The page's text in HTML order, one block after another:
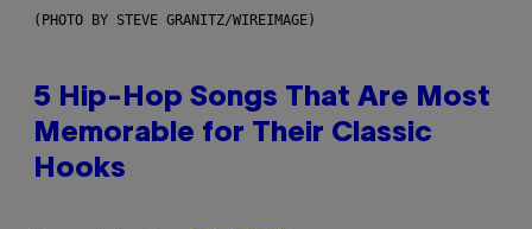
(PHOTO BY STEVE GRANITZ/WIREIMAGE)
5 Hip-Hop Songs That Are Most
Memorable for Their Classic
Hooks